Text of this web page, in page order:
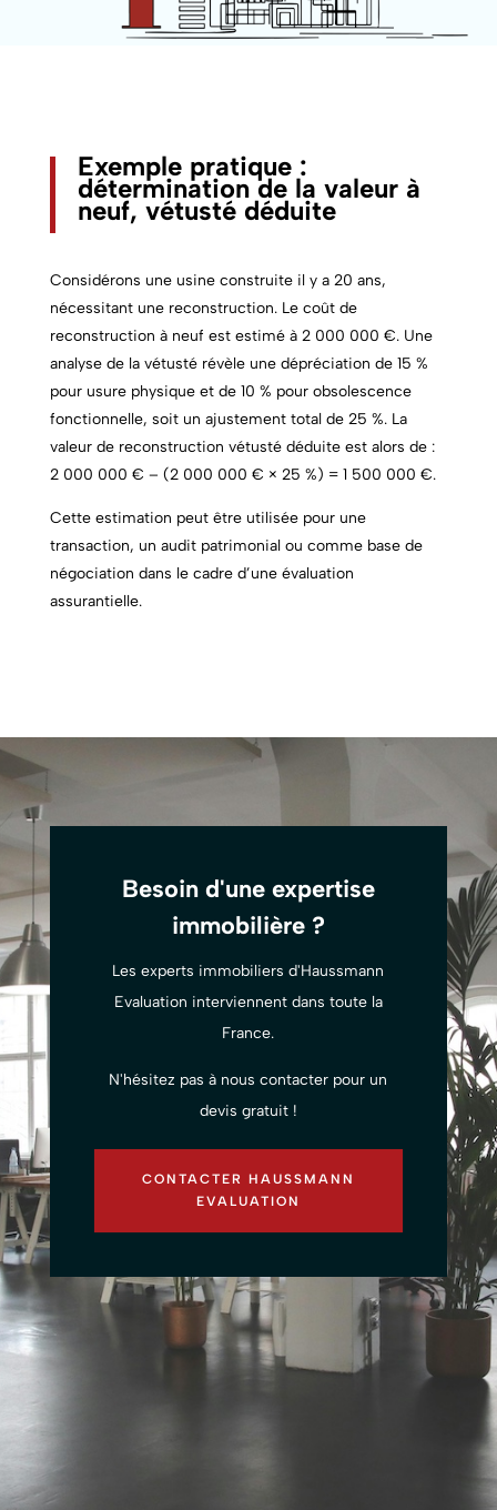
Exemple pratique :
détermination de la valeur à
neuf, vétusté déduite
Considérons une usine construite il y a 20 ans,
nécessitant une reconstruction. Le coût de
reconstruction à neuf est estimé à 2 000 000 €. Une
analyse de la vétusté révèle une dépréciation de 15 %
pour usure physique et de 10 % pour obsolescence
fonctionnelle, soit un ajustement total de 25 %. La
valeur de reconstruction vétusté déduite est alors de :
2 000 000 € – (2 000 000 € × 25 %) = 1 500 000 €.
Cette estimation peut être utilisée pour une
transaction, un audit patrimonial ou comme base de
négociation dans le cadre d’une évaluation
assurantielle.
Besoin d'une expertise
immobilière ?
Les experts immobiliers d'Haussmann
Evaluation interviennent dans toute la
France.
N'hésitez pas à nous contacter pour un
devis gratuit !
CONTACTER HAUSSMANN
EVALUATION